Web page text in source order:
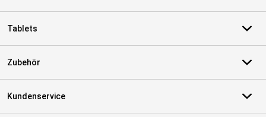
Tablets
Zubehör
Kundenservice